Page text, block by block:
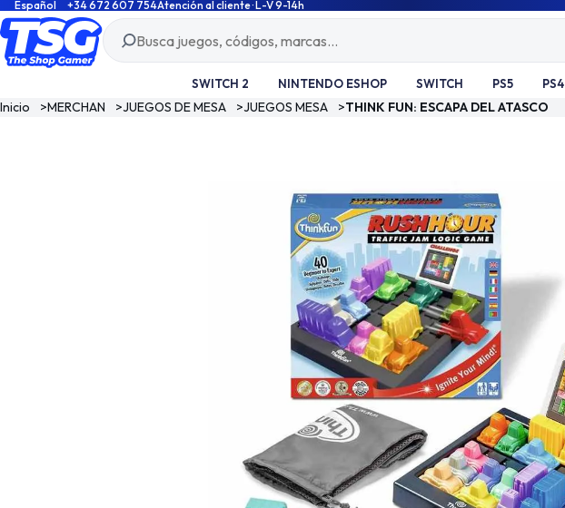
Español +34 672 607 754Atención al cliente · L-V 9-14h
SWITCH 2 NINTENDO ESHOP SWITCH PS5 PS4
Inicio >MERCHAN >JUEGOS DE MESA >JUEGOS MESA >THINK FUN: ESCAPA DEL ATASCO